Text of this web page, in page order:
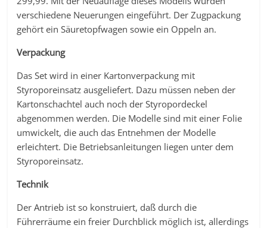
verschiedene Neuerungen eingeführt. Der Zugpackung
gehört ein Säuretopfwagen sowie ein Oppeln an.
Verpackung
Das Set wird in einer Kartonverpackung mit
Styroporeinsatz ausgeliefert. Dazu müssen neben der
Kartonschachtel auch noch der Styropordeckel
abgenommen werden. Die Modelle sind mit einer Folie
umwickelt, die auch das Entnehmen der Modelle
erleichtert. Die Betriebsanleitungen liegen unter dem
Styroporeinsatz.
Technik
Der Antrieb ist so konstruiert, daß durch die
Führerräume ein freier Durchblick möglich ist, allerdings